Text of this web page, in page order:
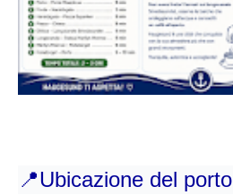
📍Ubicazione del porto